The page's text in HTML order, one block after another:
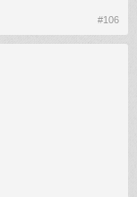
#106